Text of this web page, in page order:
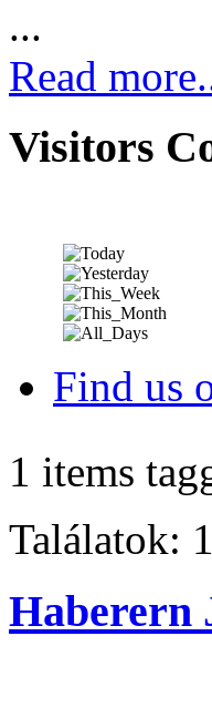
...
Read
Visitors
Find us
1 items
Találatok:
Haberern